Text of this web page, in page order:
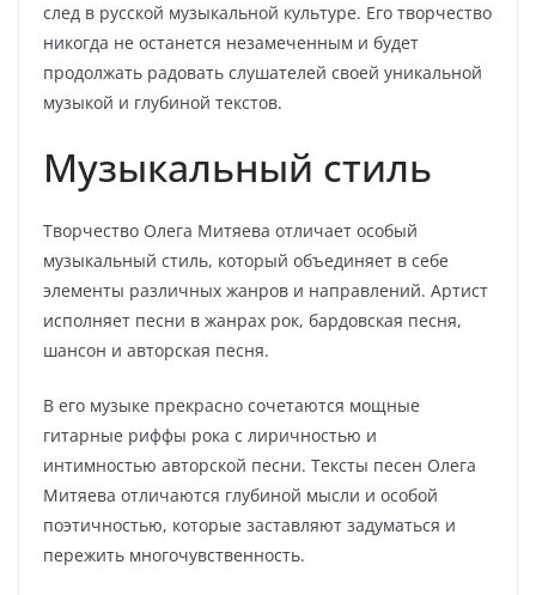
след в русской музыкальной культуре. Его творчество
никогда не останется незамеченным и будет
продолжать радовать слушателей своей уникальной
музыкой и глубиной текстов.
Музыкальный стиль
Творчество Олега Митяева отличает особый
музыкальный стиль, который объединяет в себе
элементы различных жанров и направлений. Артист
исполняет песни в жанрах рок, бардовская песня,
шансон и авторская песня.
В его музыке прекрасно сочетаются мощные
гитарные риффы рока с лиричностью и
интимностью авторской песни. Тексты песен Олега
Митяева отличаются глубиной мысли и особой
поэтичностью, которые заставляют задуматься и
пережить многочувственность.